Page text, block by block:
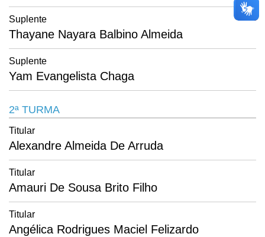
Suplente
Thayane Nayara Balbino Almeida
Suplente
Yam Evangelista Chaga
2ª TURMA
Titular
Alexandre Almeida De Arruda
Titular
Amauri De Sousa Brito Filho
Titular
Angélica Rodrigues Maciel Felizardo